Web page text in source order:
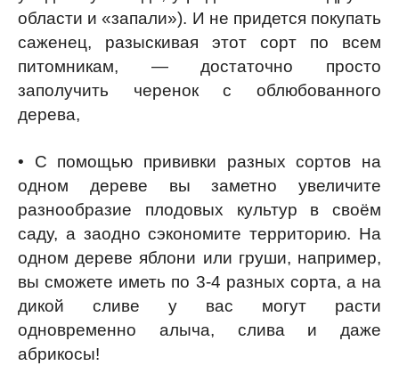
области и «запали»). И не придется покупать
саженец, разыскивая этот сорт по всем
питомникам, — достаточно просто
заполучить черенок с облюбованного
дерева,
• С помощью прививки разных сортов на
одном дереве вы заметно увеличите
разнообразие плодовых культур в своём
саду, а заодно сэкономите территорию. На
одном дереве яблони или груши, например,
вы сможете иметь по 3-4 разных сорта, а на
дикой сливе у вас могут расти
одновременно алыча, слива и даже
абрикосы!